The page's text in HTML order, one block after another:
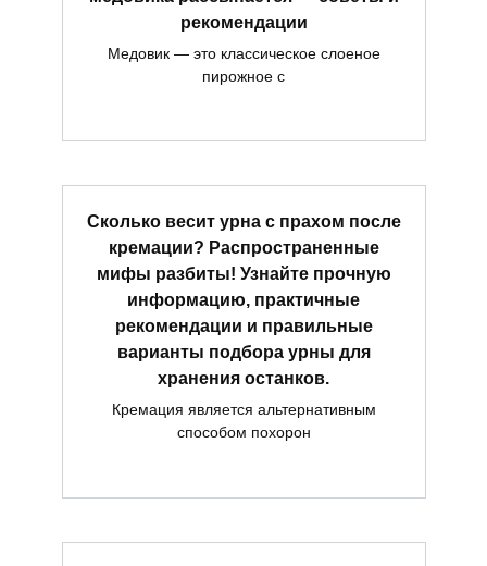
рекомендации
Медовик — это классическое слоеное
пирожное с
Сколько весит урна с прахом после
кремации? Распространенные
мифы разбиты! Узнайте прочную
информацию, практичные
рекомендации и правильные
варианты подбора урны для
хранения останков.
Кремация является альтернативным
способом похорон